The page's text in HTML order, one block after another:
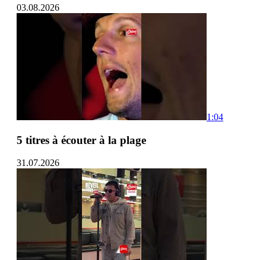
03.08.2026
1:04
5 titres à écouter à la plage
31.07.2026